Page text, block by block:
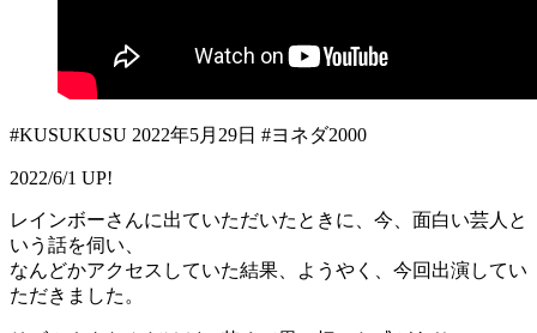
#KUSUKUSU 2022年5月29日 #ヨネダ2000
2022/6/1 UP!
レインボーさんに出ていただいたときに、今、面白い芸人と
いう話を伺い、
なんどかアクセスしていた結果、ようやく、今回出演してい
ただきました。